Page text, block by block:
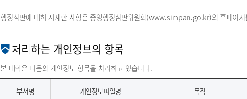
행정심판에 대해 자세한 사항은 중앙행정심판위원회(www.simpan.go.kr)의 홈페이지
처리하는 개인정보의 항목
본 대학은 다음의 개인정보 항목을 처리하고 있습니다.
부서명 개인정보파일명 목적